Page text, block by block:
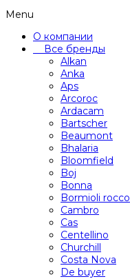
Menu
О компании
Все бренды
Alkan
Anka
Aps
Arcoroc
Ardacam
Bartscher
Beaumont
Bhalaria
Bloomfield
Boj
Bonna
Bormioli rocco
Cambro
Cas
Centellino
Churchill
Costa Nova
De buyer